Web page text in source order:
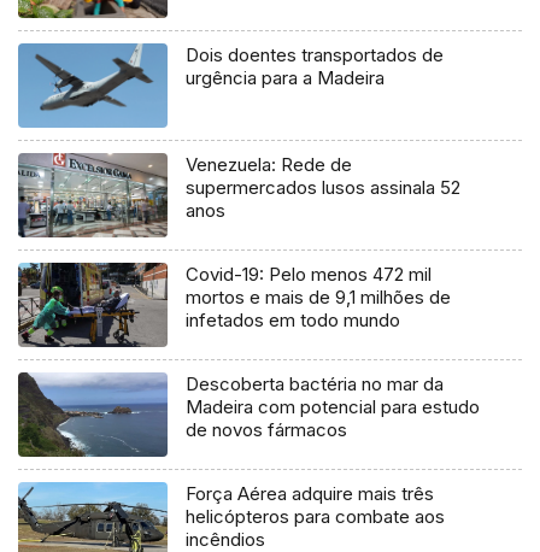
Dois doentes transportados de
urgência para a Madeira
Venezuela: Rede de
supermercados lusos assinala 52
anos
Covid-19: Pelo menos 472 mil
mortos e mais de 9,1 milhões de
infetados em todo mundo
Descoberta bactéria no mar da
Madeira com potencial para estudo
de novos fármacos
Força Aérea adquire mais três
helicópteros para combate aos
incêndios